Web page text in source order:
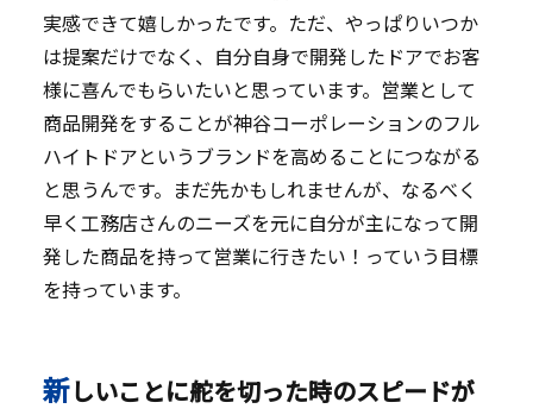
実感できて嬉しかったです。ただ、やっぱりいつか
は提案だけでなく、自分自身で開発したドアでお客
様に喜んでもらいたいと思っています。営業として
商品開発をすることが神谷コーポレーションのフル
ハイトドアというブランドを高めることにつながる
と思うんです。まだ先かもしれませんが、なるべく
早く工務店さんのニーズを元に自分が主になって開
発した商品を持って営業に行きたい！っていう目標
を持っています。
新しいことに舵を切った時のスピードが